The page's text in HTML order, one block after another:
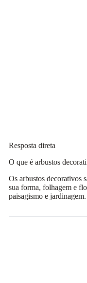
Resposta direta
O que é arbustos
Os arbustos decorativos
sua forma, folhagem e
paisagismo e jardinagem.